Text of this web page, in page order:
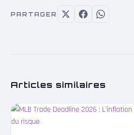
PARTAGER
Articles similaires